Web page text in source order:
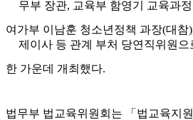
무부 장관, 교육부 함영기 교육과
여가부 이남훈 청소년정책 과장(대참
제이사 등 관계 부처 당연직위 원으
한 가운데 개최했다.
법무부 법교육위원회는 「 법교육지